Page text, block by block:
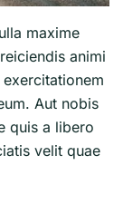
maxime
animi
Aut nobis
quis a libero
velit quae